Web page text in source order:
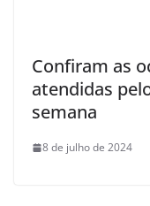
Confiram as
atendidas
semana
8 de julho de 2024